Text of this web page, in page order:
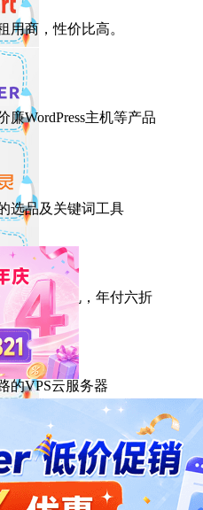
用商，性价比高。
廉WordPress主机等产品
选品及关键词工具
比美国主机，年付六折
的VPS云服务器